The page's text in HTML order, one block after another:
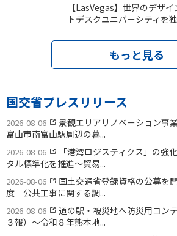
【LasVegas】世界のデザ
トデスクユニバーシティを
もっと見る
国交省プレスリリース
2026-08-06
景観エリアリノベーション事
富山市南富山駅周辺の暮...
2026-08-06
「港湾ロジスティクス」の強
タル標準化を推進〜貿易...
2026-08-06
国土交通省登録資格の公募を
度 公共工事に関する調...
2026-08-06
道の駅・被災地へ防災用コン
３報）〜令和８年熊本地...